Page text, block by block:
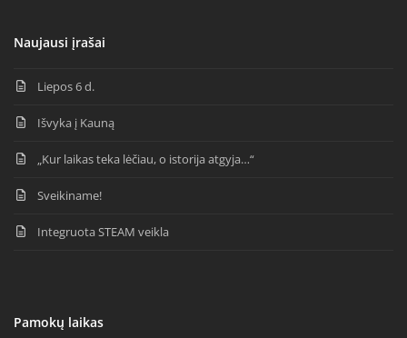
Naujausi įrašai
Liepos 6 d.
Išvyka į Kauną
„Kur laikas teka lėčiau, o istorija atgyja…“
Sveikiname!
Integruota STEAM veikla
Pamokų laikas